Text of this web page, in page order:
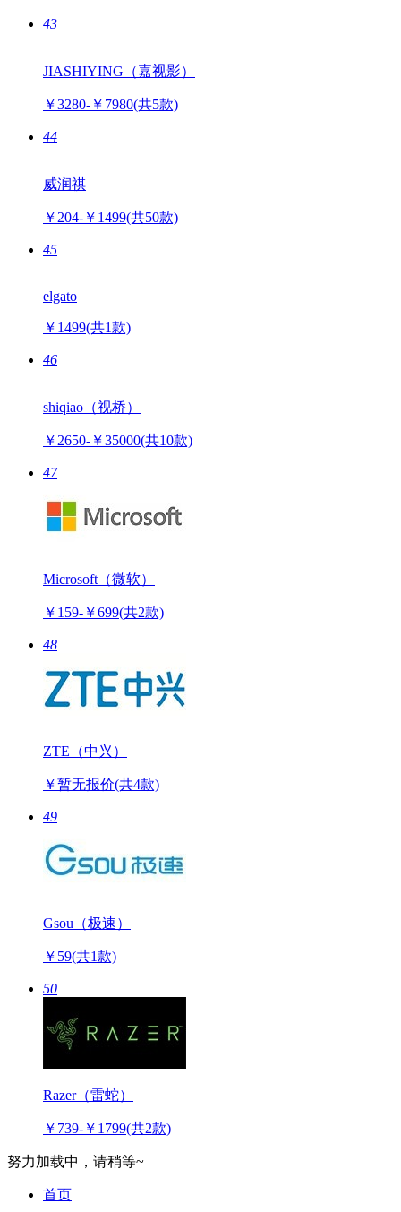
43
JIASHIYING（嘉视影）
￥3280-￥7980(共5款)
44
威润祺
￥204-￥1499(共50款)
45
elgato
￥1499(共1款)
46
shiqiao（视桥）
￥2650-￥35000(共10款)
47
Microsoft（微软）
￥159-￥699(共2款)
48
ZTE（中兴）
￥暂无报价(共4款)
49
Gsou（极速）
￥59(共1款)
50
Razer（雷蛇）
￥739-￥1799(共2款)
努力加载中，请稍等~
首页